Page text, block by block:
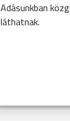
Adásunkban
láthatnak.